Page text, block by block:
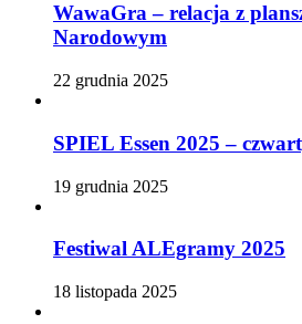
WawaGra – relacja z
Narodowym
22 grudnia 2025
SPIEL Essen 2025 –
19 grudnia 2025
Festiwal ALEgramy 2025
18 listopada 2025